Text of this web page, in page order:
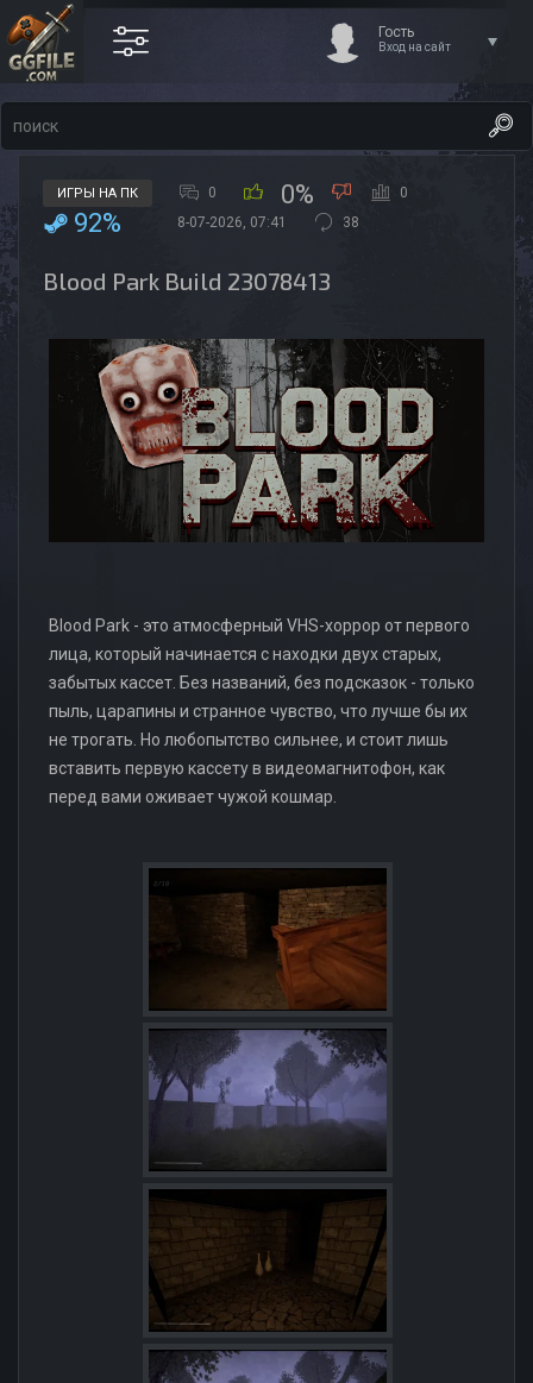
Гость
Вход на сайт
ИГРЫ НА ПК 0 0% 0
92% 8-07-2026, 07:41 38
Blood Park Build 23078413
Blood Park - это атмосферный VHS-хоррор от первого
лица, который начинается с находки двух старых,
забытых кассет. Без названий, без подсказок - только
пыль, царапины и странное чувство, что лучше бы их
не трогать. Но любопытство сильнее, и стоит лишь
вставить первую кассету в видеомагнитофон, как
перед вами оживает чужой кошмар.